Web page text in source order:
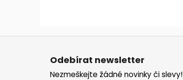
Z
Odebírat newsletter
Nezmeškejte žádné novinky či slevy!